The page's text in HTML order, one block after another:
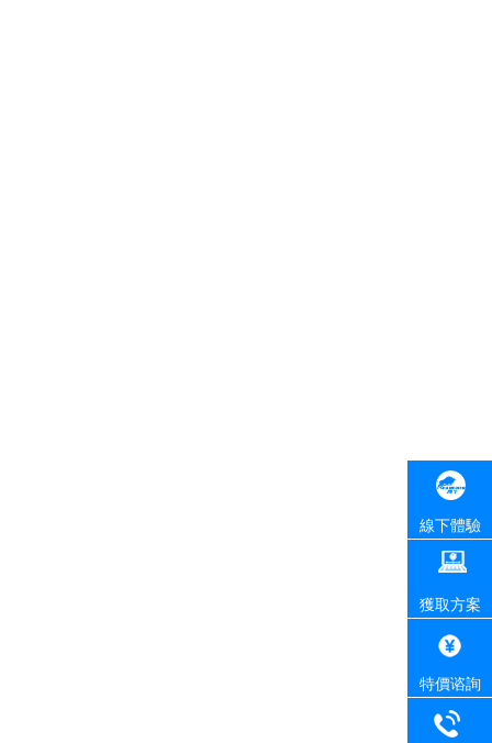
線下體驗
獲取方案
特價谘詢